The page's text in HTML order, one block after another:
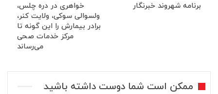
برنامه شهروند خبرنگار
خواهری در دره چلس،
ولسوالی سوکی، ولایت کنر،
برادر بیمارش را این گونه تا
مرکز خدمات صحی
می‌رساند
ممکن است شما دوست داشته باشید